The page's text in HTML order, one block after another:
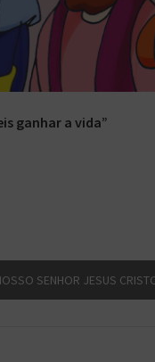
ganhar a vida”
SENHOR JESUS